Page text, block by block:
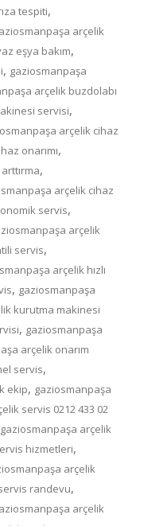
tespiti,
arçelik
eşya bakım,
, gaziosmanpaşa
arçelik buzdolabı
servisi,
arçelik cihaz
onarımı,
,
arçelik cihaz
servis,
arçelik
servis,
arçelik hızlı
, gaziosmanpaşa
kurutma makinesi
, gaziosmanpaşa
arçelik onarım
servis,
ekip, gaziosmanpaşa
servis 0212 433 02
gaziosmanpaşa arçelik
hizmetleri,
arçelik
randevu,
arçelik